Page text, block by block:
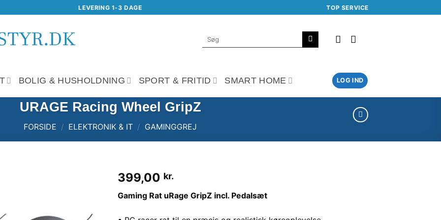
LEVERING 1-3 DAGE TOP SERVICE
Søg
efter:
BOLIG & HUSHOLDNING SPORT & FRITID SMART HOME LOG IND
URAGE Racing Wheel GripZ
FORSIDE / ELEKTRONIK & IT / GAMINGGREJ
399,00 kr.
Gaming Rat uRage GripZ incl. Pedalsæt